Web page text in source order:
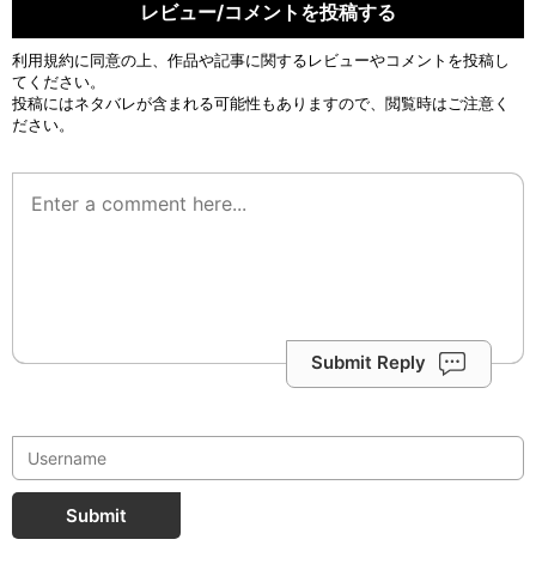
レビュー/コメントを投稿する
利用規約に同意の上、作品や記事に関するレビューやコメントを投稿し
てください。
投稿にはネタバレが含まれる可能性もありますので、閲覧時はご注意く
ださい。
Submit Reply
Submit